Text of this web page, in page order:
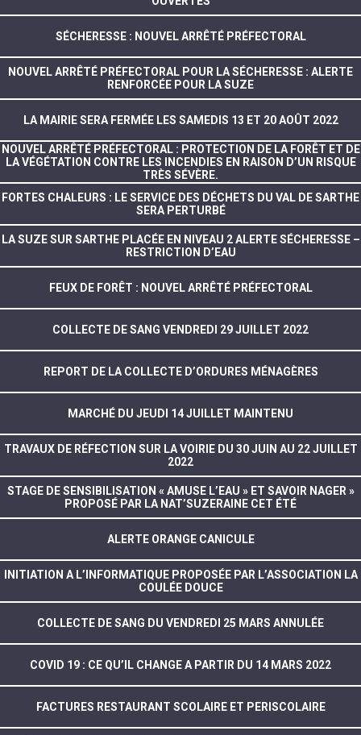
SÉCHERESSE : NOUVEL ARRÊTÉ PRÉFECTORAL
NOUVEL ARRÊTÉ PRÉFECTORAL POUR LA SÉCHERESSE : ALERTE
RENFORCÉE POUR LA SUZE
LA MAIRIE SERA FERMÉE LES SAMEDIS 13 ET 20 AOÛT 2022
NOUVEL ARRÊTÉ PRÉFECTORAL : PROTECTION DE LA FORÊT ET DE
LA VÉGÉTATION CONTRE LES INCENDIES EN RAISON D’UN RISQUE
TRÈS SÉVÈRE.
FORTES CHALEURS : LE SERVICE DES DÉCHETS DU VAL DE SARTHE
SERA PERTURBÉ
LA SUZE SUR SARTHE PLACÉE EN NIVEAU 2 ALERTE SÉCHERESSE –
RESTRICTION D’EAU
FEUX DE FORÊT : NOUVEL ARRÊTÉ PRÉFECTORAL
COLLECTE DE SANG VENDREDI 29 JUILLET 2022
REPORT DE LA COLLECTE D’ORDURES MÉNAGÈRES
MARCHÉ DU JEUDI 14 JUILLET MAINTENU
TRAVAUX DE RÉFECTION SUR LA VOIRIE DU 30 JUIN AU 22 JUILLET
2022
STAGE DE SENSIBILISATION « AMUSE L’EAU » ET SAVOIR NAGER »
PROPOSÉ PAR LA NAT’SUZERAINE CET ÉTÉ
ALERTE ORANGE CANICULE
INITIATION A L’INFORMATIQUE PROPOSÉE PAR L’ASSOCIATION LA
COULÉE DOUCE
COLLECTE DE SANG DU VENDREDI 25 MARS ANNULÉE
COVID 19 : CE QU’IL CHANGE A PARTIR DU 14 MARS 2022
FACTURES RESTAURANT SCOLAIRE ET PERISCOLAIRE